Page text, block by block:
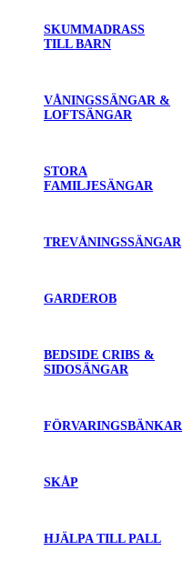
SKUMMADRASS
TILL BARN
VÅNINGSSÄNGAR &
LOFTSÄNGAR
STORA
FAMILJESÄNGAR
TREVÅNINGSSÄNGAR
GARDEROB
BEDSIDE CRIBS &
SIDOSÄNGAR
FÖRVARINGSBÄNKAR
SKÅP
HJÄLPA TILL PALL